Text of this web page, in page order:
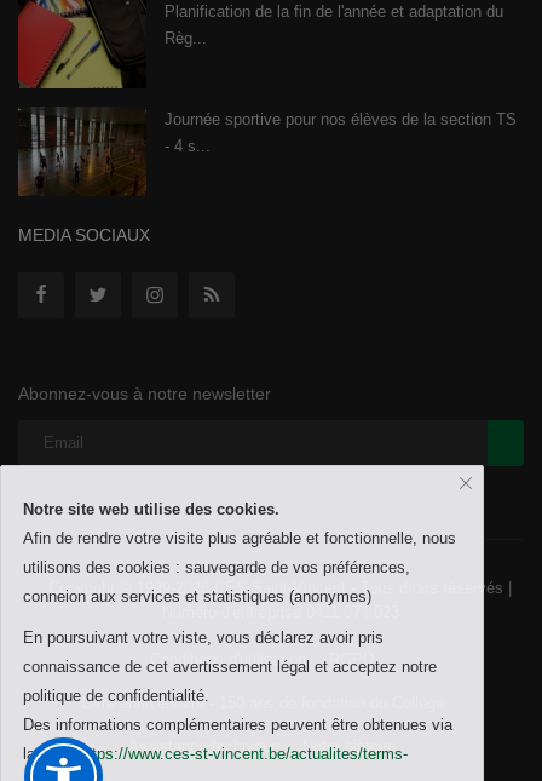
Planification de la fin de l'année et adaptation du
Règ...
Journée sportive pour nos élèves de la section TS
- 4 s...
MEDIA SOCIAUX
Abonnez-vous à notre newsletter
Copyright © 1999-2026 CES Saint-Vincent - Tous droits réservés |
Numéro d'entreprise 0411.074.023
Conditions d'utilisation
Livre anniversaire - 150 ans de fondation du Collège
Assistance technique Notre histoire
Notre site web utilise des cookies.
Afin de rendre votre visite plus agréable et fonctionnelle, nous
utilisons des cookies : sauvegarde de vos préférences,
conneion aux services et statistiques (anonymes)
En poursuivant votre viste, vous déclarez avoir pris
connaissance de cet avertissement légal et acceptez notre
politique de confidentialité.
Des informations complémentaires peuvent être obtenues via
la pagehttps://www.ces-st-vincent.be/actualites/terms-